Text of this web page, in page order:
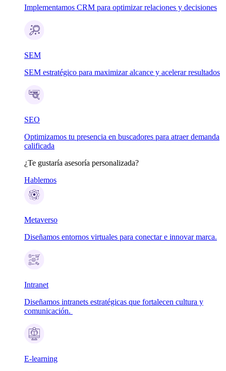
Implementamos CRM para optimizar relaciones y decisiones
SEM
SEM estratégico para maximizar alcance y acelerar resultados
SEO
Optimizamos tu presencia en buscadores para atraer demanda
calificada
¿Te gustaría asesoría personalizada?
Hablemos
Metaverso
Diseñamos entornos virtuales para conectar e innovar marca.
Intranet
Diseñamos intranets estratégicas que fortalecen cultura y
comunicación.
E-learning